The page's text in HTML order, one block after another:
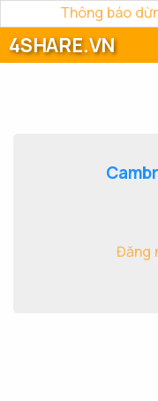
Thông báo
4SHARE.VN
Đăng